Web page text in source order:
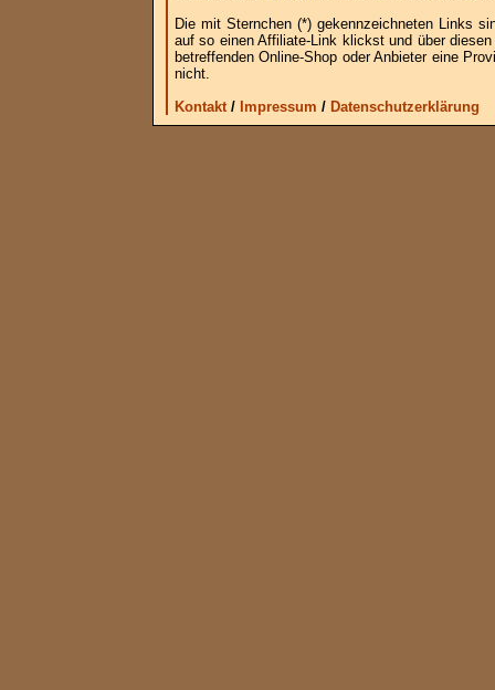
Die mit Sternchen (*) gekennzeichneten Links
auf so einen Affiliate-Link klickst und über
betreffenden Online-Shop oder Anbieter eine
nicht.
Kontakt/ Impressum / Datenschutzerklärung